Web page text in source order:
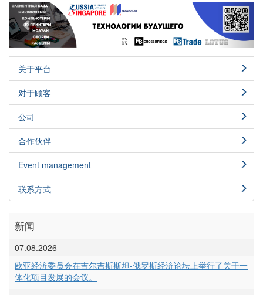
Previous Next
关于平台
对于顾客
公司
合作伙伴
Event management
联系方式
新闻
07.08.2026
欧亚经济委员会在吉尔吉斯斯坦-俄罗斯经济论坛上举行了关于一
体化项目发展的会议。